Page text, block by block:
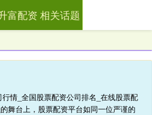
情_全国股票配资公司排名_在线股票配
舞台上，股票配资平台如同一位严谨的
富配资 相关话题